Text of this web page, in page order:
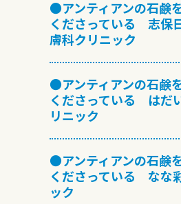
●アンティアンの石鹸
くださっている 志保
膚科クリニック
●アンティアンの石鹸
くださっている はだ
リニック
●アンティアンの石鹸
くださっている なな
ック